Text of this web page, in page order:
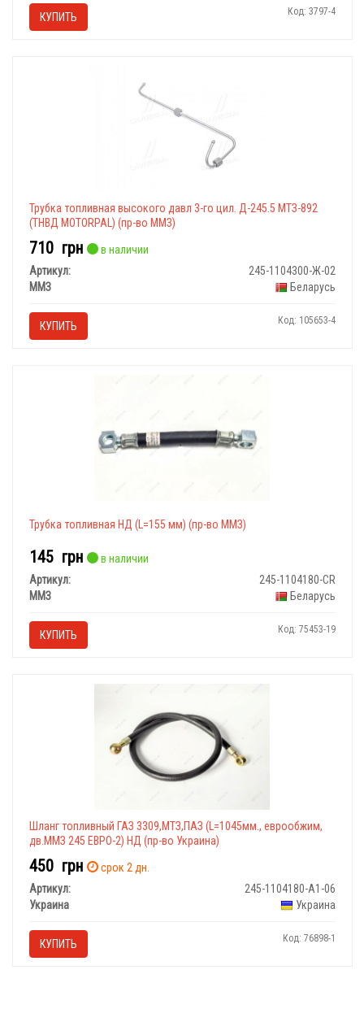
КУПИТЬ Код: 3797-4
Трубка топливная высокого давл 3-го цил. Д-245.5 МТЗ-892
(ТНВД МОТОRPAL) (пр-во ММЗ)
710 грн
в наличии
Артикул:
245-1104300-Ж-02
ММЗ
Беларусь
КУПИТЬ Код: 105653-4
Трубка топливная НД (L=155 мм) (пр-во ММЗ)
145 грн
в наличии
Артикул:
245-1104180-CR
ММЗ
Беларусь
КУПИТЬ Код: 75453-19
Шланг топливный ГАЗ 3309,МТЗ,ПАЗ (L=1045мм., еврообжим,
дв.ММЗ 245 ЕВРО-2) НД (пр-во Украина)
450 грн
срок 2 дн.
Артикул:
245-1104180-А1-06
Украина
Украина
КУПИТЬ Код: 76898-1